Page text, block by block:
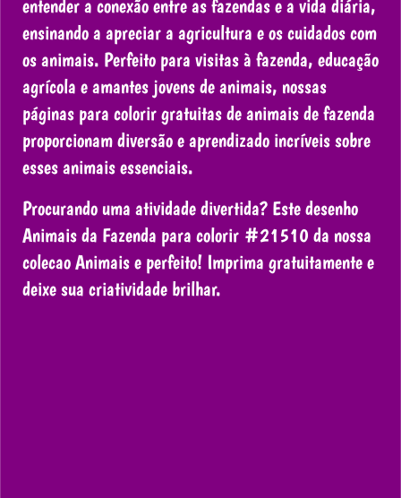
entender a conexão entre as fazendas e a vida diária,
ensinando a apreciar a agricultura e os cuidados com
os animais. Perfeito para visitas à fazenda, educação
agrícola e amantes jovens de animais, nossas
páginas para colorir gratuitas de animais de fazenda
proporcionam diversão e aprendizado incríveis sobre
esses animais essenciais.
Procurando uma atividade divertida? Este desenho
Animais da Fazenda para colorir #21510 da nossa
colecao Animais e perfeito! Imprima gratuitamente e
deixe sua criatividade brilhar.